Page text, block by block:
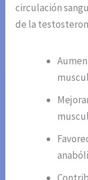
circulación
de la